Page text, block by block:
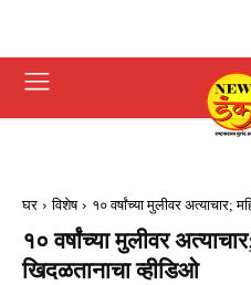
घर विशेष १० वर्षांच्या मुलीवर अत्याचार;
१० वर्षांच्या मुलीवर
खिदळतानाचा व्हीडिओ